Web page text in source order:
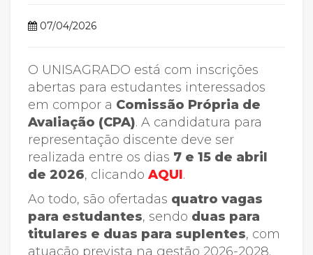
07/04/2026
O UNISAGRADO está com inscrições
abertas para estudantes interessados
em compor a Comissão Própria de
Avaliação (CPA). A candidatura para
representação discente deve ser
realizada entre os dias 7 e 15 de abril
de 2026, clicando AQUI.
Ao todo, são ofertadas quatro vagas
para estudantes, sendo duas para
titulares e duas para suplentes, com
atuação prevista na gestão 2026-2028.